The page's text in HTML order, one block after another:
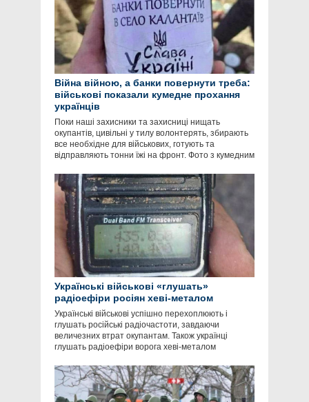
Війна війною, а банки повернути треба:
військові показали кумедне прохання
українців
Поки наші захисники та захисниці нищать
окупантів, цивільні у тилу волонтерять, збирають
все необхідне для військових, готують та
відправляють тонни їжі на фронт. Фото з кумедним
Українські військові «глушать»
радіоефіри росіян хеві-металом
Українські військові успішно перехоплюють і
глушать російські радіочастоти, завдаючи
величезних втрат окупантам. Також українці
глушать радіоефіри ворога хеві-металом